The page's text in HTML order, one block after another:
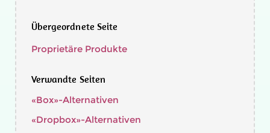
Übergeordnete Seite
Proprietäre Produkte
Verwandte Seiten
«Box»-Alternativen
«Dropbox»-Alternativen